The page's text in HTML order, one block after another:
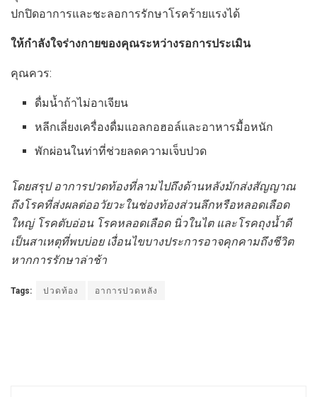
ปกปิดอาการและชะลอการรักษาโรคร้ายแรงได้
ให้กำลังใจร่างกายของคุณระหว่างรอการประเมิน
คุณควร:
ดื่มน้ำถ้าไม่อาเจียน
หลีกเลี่ยงเครื่องดื่มแอลกอฮอล์และอาหารมื้อหนัก
พักผ่อนในท่าที่ช่วยลดความเจ็บปวด
โดยสรุป อาการปวดท้องที่ลามไปถึงด้านหลังมักส่งสัญญาณ
ถึงโรคที่ส่งผลต่ออวัยวะในช่องท้องส่วนลึกหรือหลอดเลือด
ใหญ่ โรคตับอ่อน โรคหลอดเลือด นิ่วในไต และโรคถุงน้ำดี
เป็นสาเหตุที่พบบ่อย เงื่อนไขบางประการอาจคุกคามถึงชีวิต
หากการรักษาล่าช้า
Tags: ปวดท้อง อาการปวดหลัง